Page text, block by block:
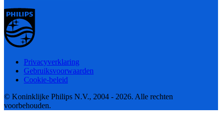
Privacyverklaring
Gebruiksvoorwaarden
Cookie-beleid
© Koninklijke Philips N.V., 2004 - 2026. Alle rechten
voorbehouden.